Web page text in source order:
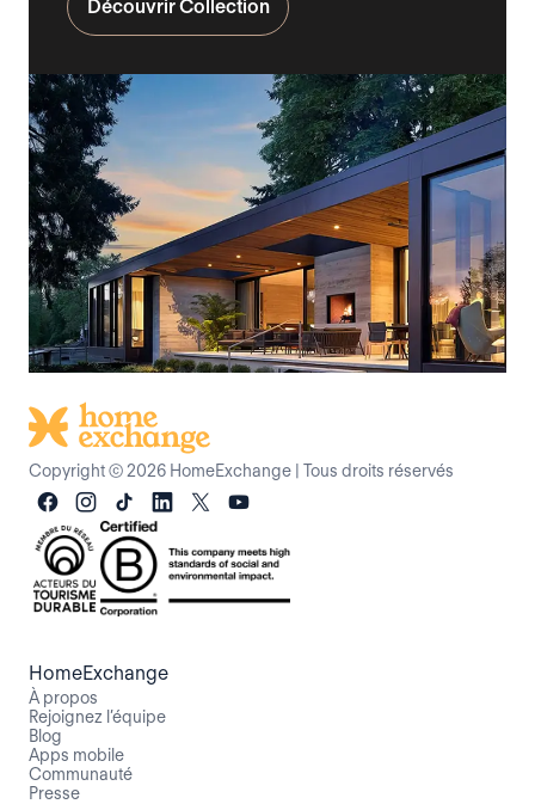
Découvrir Collection
Copyright © 2026 HomeExchange Tous droits réservés
HomeExchange
À propos
Rejoignez l’équipe
Blog
Apps mobile
Communauté
Presse